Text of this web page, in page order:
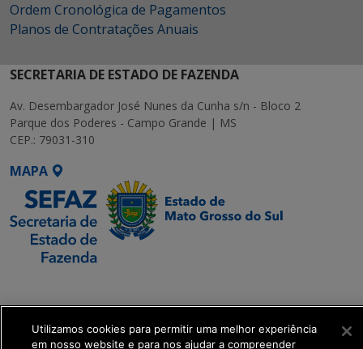
Ordem Cronológica de Pagamentos
Planos de Contratações Anuais
SECRETARIA DE ESTADO DE FAZENDA
Av. Desembargador José Nunes da Cunha s/n - Bloco 2
Parque dos Poderes - Campo Grande | MS
CEP.: 79031-310
MAPA
Executiva de
Transformação Digital
Utilizamos cookies para permitir uma melhor experiência
em nosso website e para nos ajudar a compreender